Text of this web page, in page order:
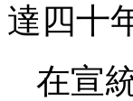
達四十
在宣